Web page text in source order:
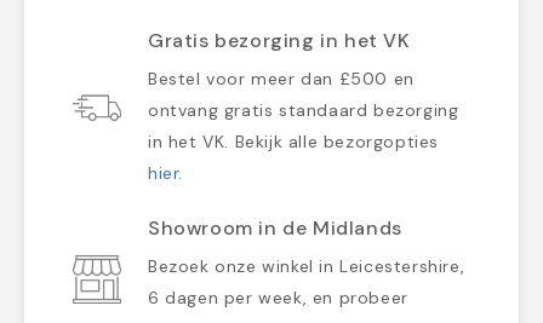
Gratis bezorging in het VK
Bestel voor meer dan £500 en
ontvang gratis standaard bezorging
in het VK. Bekijk alle bezorgopties
hier.
Showroom in de Midlands
Bezoek onze winkel in Leicestershire,
6 dagen per week, en probeer